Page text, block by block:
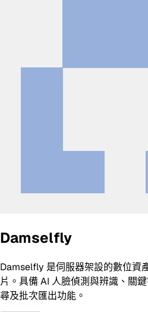
Damselfly
Damselfly 是伺服器架設的數位資
片。具備 AI 人臉偵測與辨識、關
尋及批次匯出功能。